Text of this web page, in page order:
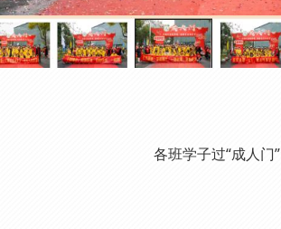
各班学子过“成人门”